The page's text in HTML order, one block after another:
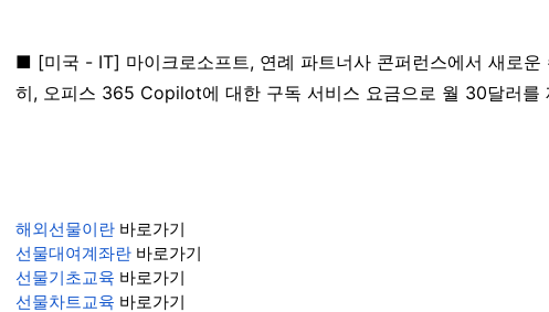
■ [미국 - IT] 마이크로소프트, 연례 파트너사 콘퍼런스에서 새로
히, 오피스 365 Copilot에 대한 구독 서비스 요금으로 월 30달러를
해외선물이란 바로가기
선물대여계좌란 바로가기
선물기초교육 바로가기
선물차트교육 바로가기